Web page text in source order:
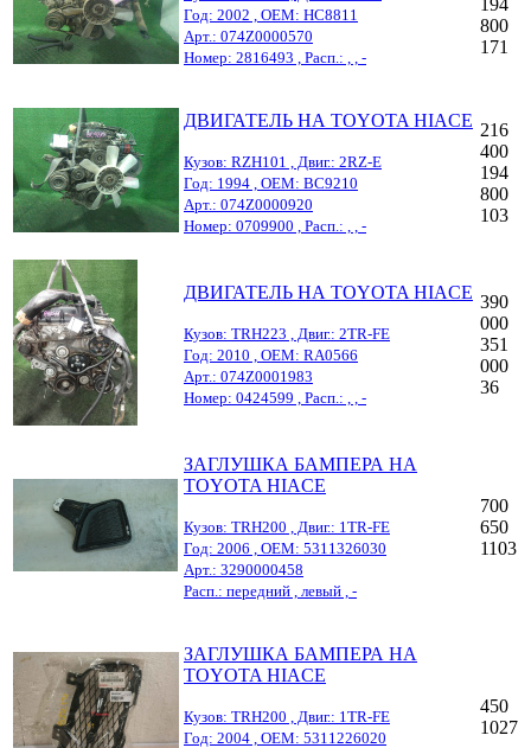
Год: 2002 , OEM: HC8811
Арт.: 074Z0000570
Номер: 2816493 , Расп.: , , -
800
171
ДВИГАТЕЛЬ НА TOYOTA HIACE
Кузов: RZH101 , Двиг.: 2RZ-E
Год: 1994 , OEM: BC9210
Арт.: 074Z0000920
Номер: 0709900 , Расп.: , , -
216
400
194
800
103
ДВИГАТЕЛЬ НА TOYOTA HIACE
Кузов: TRH223 , Двиг.: 2TR-FE
Год: 2010 , OEM: RA0566
Арт.: 074Z0001983
Номер: 0424599 , Расп.: , , -
390
000
351
000
36
ЗАГЛУШКА БАМПЕРА НА
TOYOTA HIACE
Кузов: TRH200 , Двиг.: 1TR-FE
Год: 2006 , OEM: 5311326030
Арт.: 3290000458
Расп.: передний , левый , -
700
650
1103
ЗАГЛУШКА БАМПЕРА НА
TOYOTA HIACE
Кузов: TRH200 , Двиг.: 1TR-FE
Год: 2004 , OEM: 5311226020
450
1027